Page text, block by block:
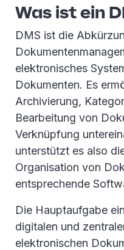
Was ist ein
DMS ist die
elektronisches
Dokumenten. Es
Archivierung,
Bearbeitung von
Verknüpfung
unterstützt es also
Organisation von
entsprechende
Die Hauptaufgabe
digitalen und
elektronischen